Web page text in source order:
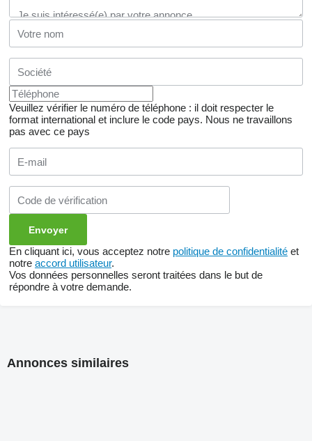
Veuillez vérifier le numéro de téléphone : il doit respecter le
format international et inclure le code pays. Nous ne travaillons
pas avec ce pays
En cliquant ici, vous acceptez notre politique de confidentialité et
notre accord utilisateur.
Vos données personnelles seront traitées dans le but de
répondre à votre demande.
Annonces similaires